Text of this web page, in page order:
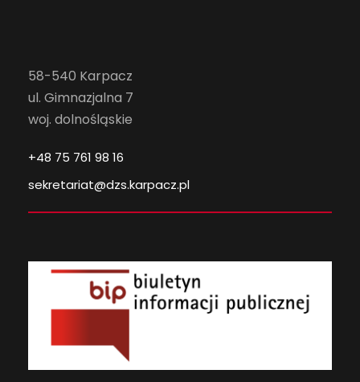
58-540 Karpacz
ul. Gimnazjalna 7
woj. dolnośląskie
+48 75 761 98 16
sekretariat@dzs.karpacz.pl